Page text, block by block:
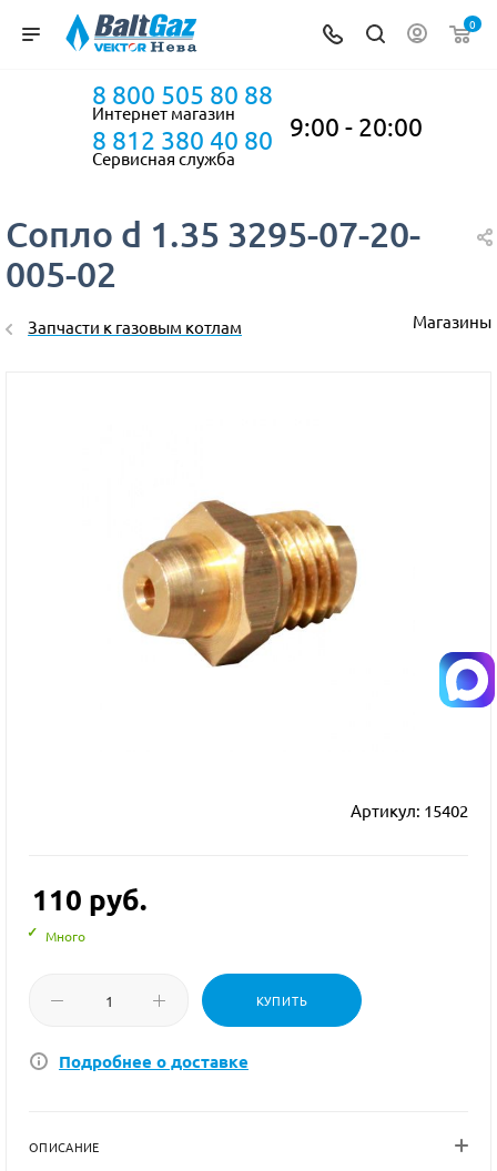
0
8 800 505 80 88
Интернет магазин
8 812 380 40 80
Сервисная служба
9:00 - 20:00
Сопло d 1.35 3295-07-20-
005-02
Запчасти к газовым котлам Магазины
Артикул: 15402
110 руб.
Много
КУПИТЬ
Подробнее о доставке
ОПИСАНИЕ